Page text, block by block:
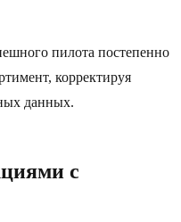
пилота постепенно
корректируя
данных.
с